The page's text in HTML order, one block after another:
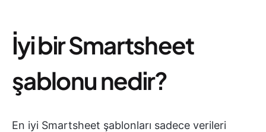
İyi bir Smartsheet
şablonu nedir?
En iyi Smartsheet şablonları sadece verileri